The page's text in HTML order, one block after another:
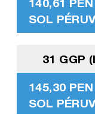
SOL
31 GGP
145,30
SOL